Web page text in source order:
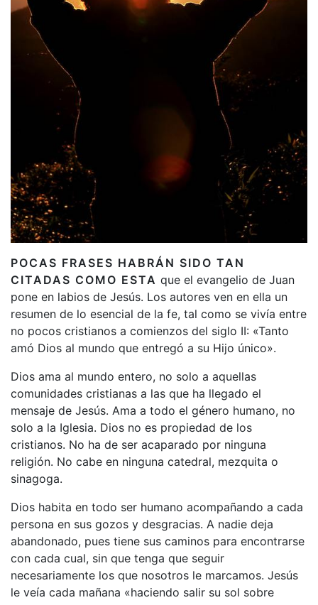
POCAS FRASES HABRÁN SIDO TAN
CITADAS COMO ESTA que el evangelio de Juan
pone en labios de Jesús. Los autores ven en ella un
resumen de lo esencial de la fe, tal como se vivía entre
no pocos cristianos a comienzos del siglo II: «Tanto
amó Dios al mundo que entregó a su Hijo único».
Dios ama al mundo entero, no solo a aquellas
comunidades cristianas a las que ha llegado el
mensaje de Jesús. Ama a todo el género humano, no
solo a la Iglesia. Dios no es propiedad de los
cristianos. No ha de ser acaparado por ninguna
religión. No cabe en ninguna catedral, mezquita o
sinagoga.
Dios habita en todo ser humano acompañando a cada
persona en sus gozos y desgracias. A nadie deja
abandonado, pues tiene sus caminos para encontrarse
con cada cual, sin que tenga que seguir
necesariamente los que nosotros le marcamos. Jesús
le veía cada mañana «haciendo salir su sol sobre